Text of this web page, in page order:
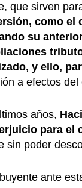
que sirven
como el
su
, y ello,
a efectos
años,
para el
sin poder
ante